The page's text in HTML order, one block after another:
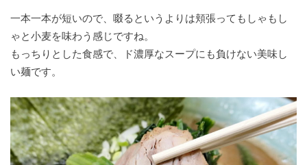
一本一本が短いので、啜るというよりは頬張ってもしゃもし
ゃと小麦を味わう感じですね。
もっちりとした食感で、ド濃厚なスープにも負けない美味し
い麺です。